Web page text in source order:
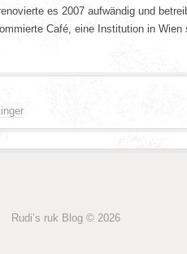
es 2007 aufwändig und
Café, eine Institution in Wien
Rudi’s ruk Blog © 2026